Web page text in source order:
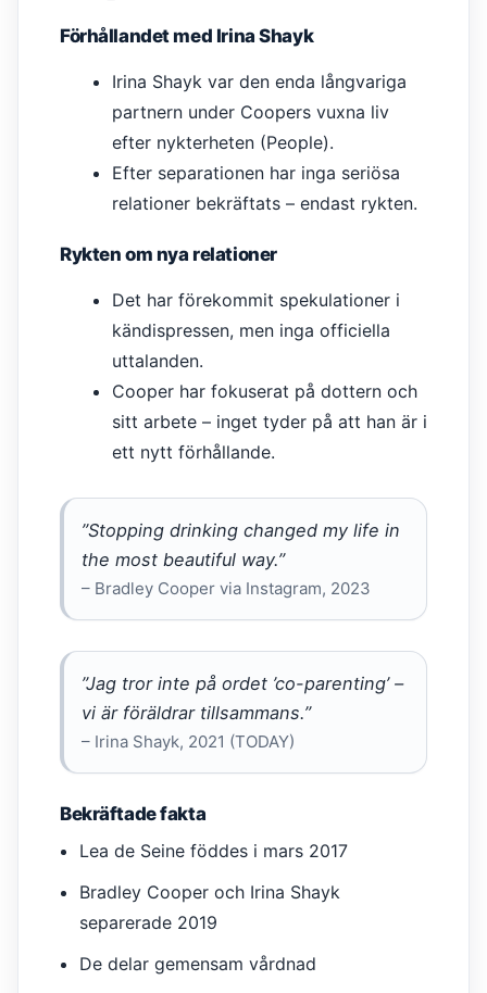
Förhållandet med Irina Shayk
Irina Shayk var den enda långvariga
partnern under Coopers vuxna liv
efter nykterheten (People).
Efter separationen har inga seriösa
relationer bekräftats – endast rykten.
Rykten om nya relationer
Det har förekommit spekulationer i
kändispressen, men inga officiella
uttalanden.
Cooper har fokuserat på dottern och
sitt arbete – inget tyder på att han är i
ett nytt förhållande.
”Stopping drinking changed my life in
the most beautiful way.”
– Bradley Cooper via Instagram, 2023
”Jag tror inte på ordet ’co-parenting’ –
vi är föräldrar tillsammans.”
– Irina Shayk, 2021 (TODAY)
Bekräftade fakta
Lea de Seine föddes i mars 2017
Bradley Cooper och Irina Shayk
separerade 2019
De delar gemensam vårdnad